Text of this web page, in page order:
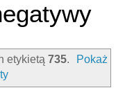
etykietą 735.
Pokaż